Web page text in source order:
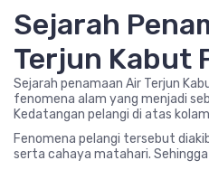
Sejarah
Terjun Kabut
Sejarah penamaan Air Terjun
fenomena alam yang menjadi
Kedatangan pelangi di atas
Fenomena pelangi tersebut
serta cahaya matahari.